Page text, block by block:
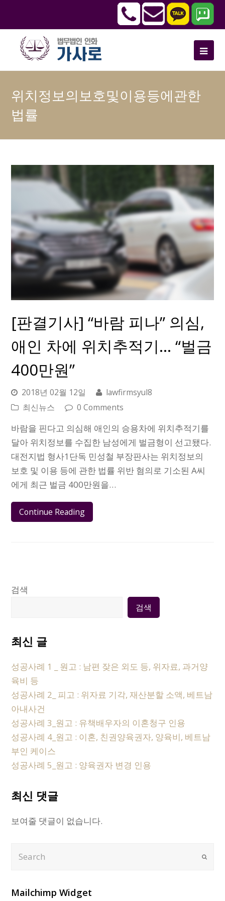
위치정보의보호및이용등에관한
법률
[판결기사] “바람 피나” 의심,
애인 차에 위치추적기… “벌금
400만원”
2018년 02월 12일
lawfirmsyul8
최신뉴스
0 Comments
바람을 핀다고 의심해 애인의 승용차에 위치추적기를
달아 위치정보를 수집한 남성에게 벌금형이 선고됐다.
대전지법 형사1단독 민성철 부장판사는 위치정보의
보호 및 이용 등에 관한 법률 위반 혐의로 기소된 A씨
에게 최근 벌금 400만원을…
Continue Reading
검색
검색
최신 글
성공사례 1 _ 원고 : 남편 잦은 외도 등, 위자료, 과거양
육비 등
성공사례 2_ 피고 : 위자료 기각, 재산분할 소액, 베트남
아내사건
성공사례 3_원고 : 유책배우자의 이혼청구 인용
성공사례 4_원고 : 이혼, 친권양육권자, 양육비, 베트남
부인 케이스
성공사례 5_원고 : 양육권자 변경 인용
최신 댓글
보여줄 댓글이 없습니다.
Submit
Mailchimp Widget